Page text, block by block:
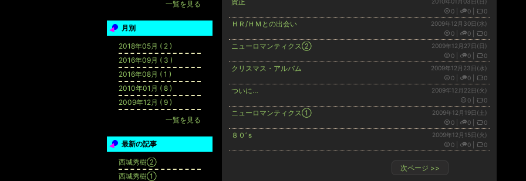
0
0 0
ＨＲ/ＨＭとの出会い
2009年12月30日(水)
0
0 0
ニューロマンティクス②
2009年12月27日(日)
0
0 0
クリスマス・アルバム
2009年12月23日(水)
0
0 0
ついに…
2009年12月22日(火)
0
0
ニューロマンティクス①
2009年12月19日(土)
0
0 0
８０’ｓ
2009年12月15日(火)
0
0 0
次ページ >>
一覧を見る
月別
2018年05月 ( 2 )
2016年09月 ( 3 )
2016年08月 ( 1 )
2010年01月 ( 8 )
2009年12月 ( 9 )
一覧を見る
最新の記事
西城秀樹②
西城秀樹①